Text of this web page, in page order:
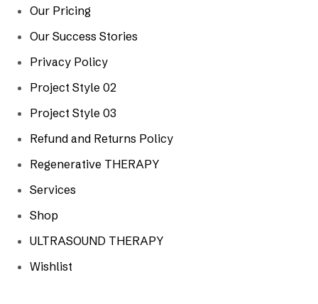
Our Pricing
Our Success Stories
Privacy Policy
Project Style 02
Project Style 03
Refund and Returns Policy
Regenerative THERAPY
Services
Shop
ULTRASOUND THERAPY
Wishlist